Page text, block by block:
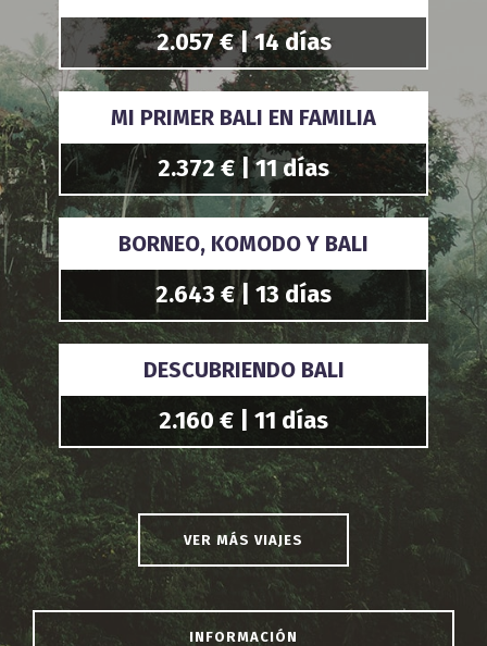
2.057 € | 14 días
MI PRIMER BALI EN FAMILIA
2.372 € | 11 días
BORNEO, KOMODO Y BALI
2.643 € | 13 días
DESCUBRIENDO BALI
2.160 € | 11 días
VER MÁS VIAJES
INFORMACIÓN